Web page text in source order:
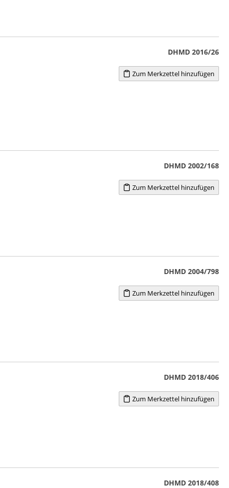
DHMD 2016/26
Zum Merkzettel hinzufügen
DHMD 2002/168
Zum Merkzettel hinzufügen
DHMD 2004/798
Zum Merkzettel hinzufügen
DHMD 2018/406
Zum Merkzettel hinzufügen
DHMD 2018/408